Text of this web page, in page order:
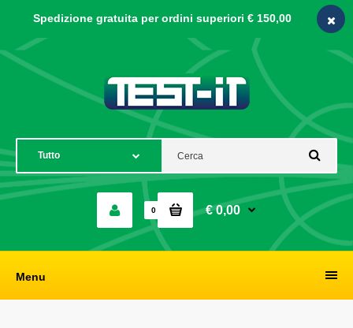
Spedizione gratuita per ordini superiori € 150,00
0 € 0,00
Menu